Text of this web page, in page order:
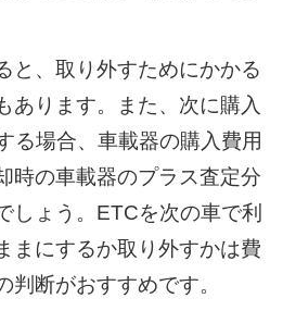
と、取り外すためにかかる
あります。また、次に購入
る場合、車載器の購入費用
時の車載器のプラス査定分
しょう。ETCを次の車で利
まにするか取り外すかは費
判断がおすすめです。